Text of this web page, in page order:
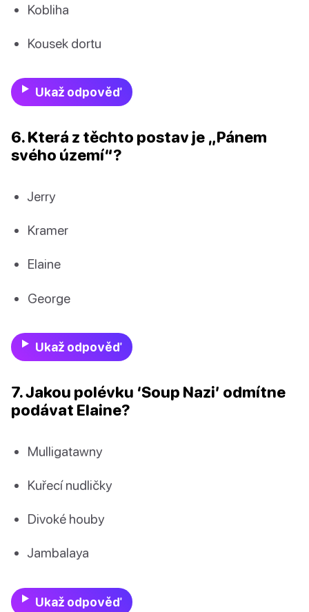
Kobliha
Kousek dortu
Ukaž odpověď
6. Která z těchto postav je „Pánem
svého území“?
Jerry
Kramer
Elaine
George
Ukaž odpověď
7. Jakou polévku ‘Soup Nazi’ odmítne
podávat Elaine?
Mulligatawny
Kuřecí nudličky
Divoké houby
Jambalaya
Ukaž odpověď